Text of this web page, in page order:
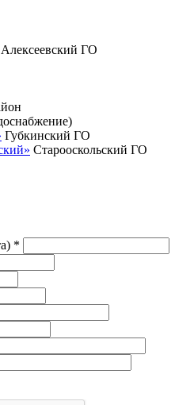
Алексеевский ГО
Губкинский ГО
Старооскольский ГО
*